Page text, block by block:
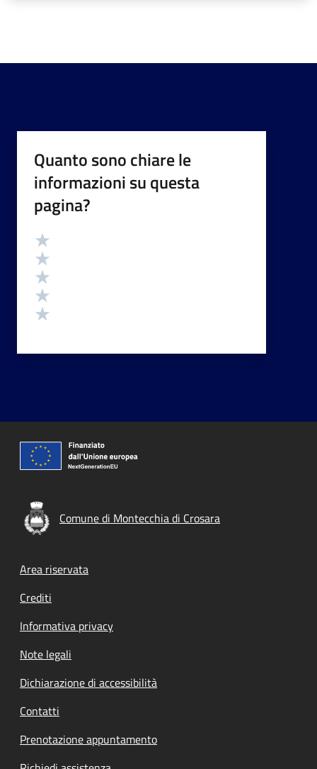
Quanto sono chiare le
informazioni su questa
pagina?
Valutazione
Comune di Montecchia di Crosara
Footer menu
Area riservata
Crediti
Informativa privacy
Note legali
Dichiarazione di accessibilità
Contatti
Prenotazione appuntamento